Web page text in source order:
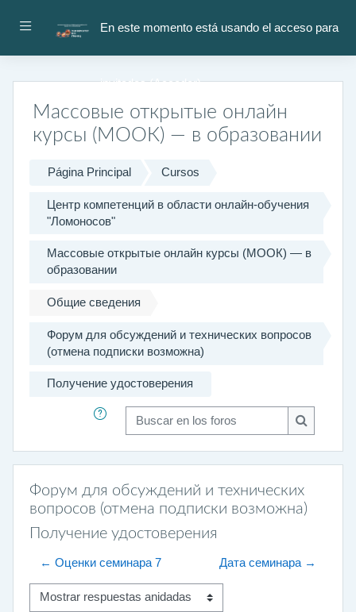
Panel lateral En este momento está usando el acceso para
invitados (Acceder)
Массовые открытые онлайн
курсы (МООК) — в образовании
Página Principal Cursos
Центр компетенций в области онлайн-обучения
"Ломоносов"
Массовые открытые онлайн курсы (МООК) — в
образовании
Общие сведения
Форум для обсуждений и технических вопросов
(отмена подписки возможна)
Получение удостоверения
Buscar en los foros
Buscar
Форум для обсуждений и технических
вопросов (отмена подписки возможна)
Получение удостоверения
← Оценки семинара 7 Дата семинара →
Mostrar modo